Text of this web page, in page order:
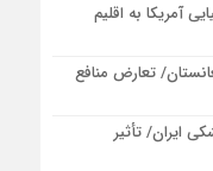
آمریکا به اقلیم
تعارض منافع
ایران/ تأثیر